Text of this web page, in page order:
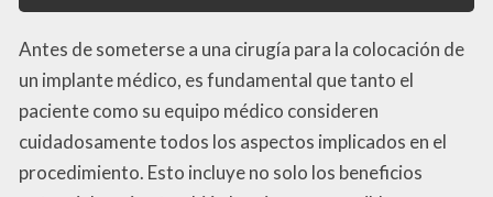
Antes de someterse a una cirugía para la colocación de
un implante médico, es fundamental que tanto el
paciente como su equipo médico consideren
cuidadosamente todos los aspectos implicados en el
procedimiento. Esto incluye no solo los beneficios